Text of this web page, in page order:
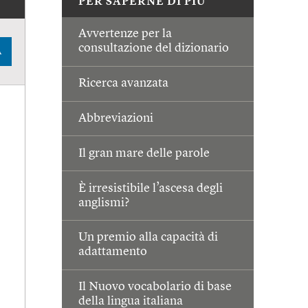
Avvertenze per la
consultazione del dizionario
Ricerca avanzata
Abbreviazioni
Il gran mare delle parole
È irresistibile l’ascesa degli
anglismi?
Un premio alla capacità di
adattamento
Il Nuovo vocabolario di base
della lingua italiana